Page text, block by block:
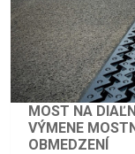
MOST NA
VÝMENE
OBMEDZENÍ